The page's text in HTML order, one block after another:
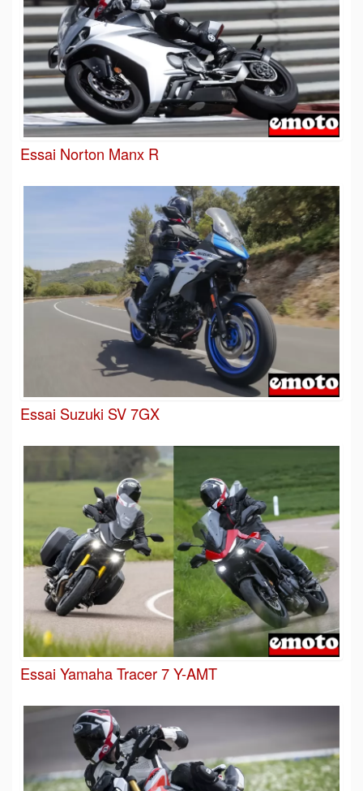
Essai Norton Manx R
Essai Suzuki SV 7GX
Essai Yamaha Tracer 7 Y-AMT